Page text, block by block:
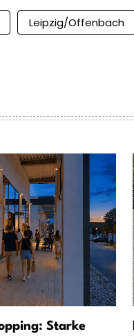
Leipzig/Offenbach
Starke